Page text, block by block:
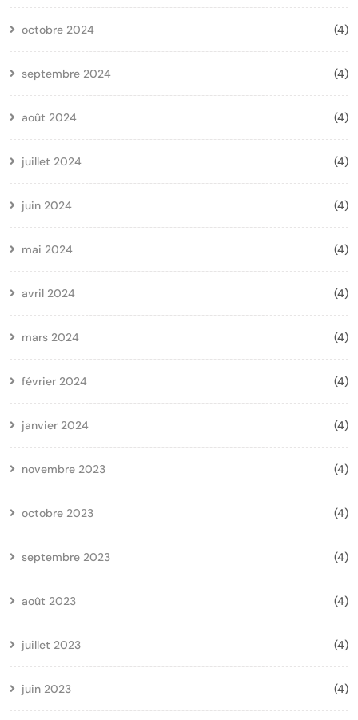
octobre 2024 (4)
septembre 2024 (4)
août 2024 (4)
juillet 2024 (4)
juin 2024 (4)
mai 2024 (4)
avril 2024 (4)
mars 2024 (4)
février 2024 (4)
janvier 2024 (4)
novembre 2023 (4)
octobre 2023 (4)
septembre 2023 (4)
août 2023 (4)
juillet 2023 (4)
juin 2023 (4)